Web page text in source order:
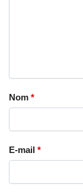
Nom *
E-mail *